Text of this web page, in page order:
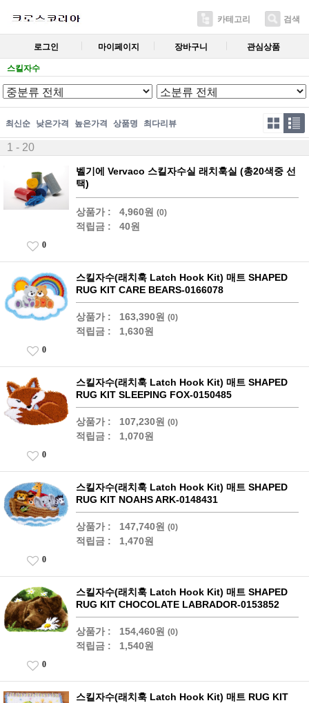
카테고리 검색
로그인 마이페이지 장바구니 관심상품
스킬자수
최신순 낮은가격 높은가격 상품명 최다리뷰
1 - 20
벨기에 Vervaco 스킬자수실 래치훅실 (총20색중 선
택)
상품가 : 4,960원 (0)
적립금 : 40원
0
스킬자수(래치훅 Latch Hook Kit) 매트 SHAPED
RUG KIT CARE BEARS-0166078
상품가 : 163,390원 (0)
적립금 : 1,630원
0
스킬자수(래치훅 Latch Hook Kit) 매트 SHAPED
RUG KIT SLEEPING FOX-0150485
상품가 : 107,230원 (0)
적립금 : 1,070원
0
스킬자수(래치훅 Latch Hook Kit) 매트 SHAPED
RUG KIT NOAHS ARK-0148431
상품가 : 147,740원 (0)
적립금 : 1,470원
0
스킬자수(래치훅 Latch Hook Kit) 매트 SHAPED
RUG KIT CHOCOLATE LABRADOR-0153852
상품가 : 154,460원 (0)
적립금 : 1,540원
0
스킬자수(래치훅 Latch Hook Kit) 매트 RUG KIT